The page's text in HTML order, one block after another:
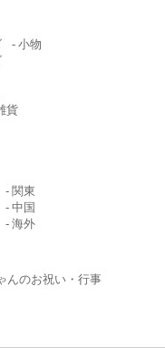
小物
貨
関東
中国
海外
んのお祝い・行事